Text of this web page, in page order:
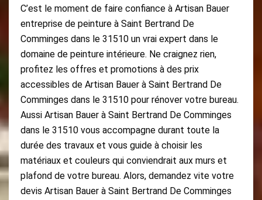
C’est le moment de faire confiance à Artisan Bauer
entreprise de peinture à Saint Bertrand De
Comminges dans le 31510 un vrai expert dans le
domaine de peinture intérieure. Ne craignez rien,
profitez les offres et promotions à des prix
accessibles de Artisan Bauer à Saint Bertrand De
Comminges dans le 31510 pour rénover votre bureau.
Aussi Artisan Bauer à Saint Bertrand De Comminges
dans le 31510 vous accompagne durant toute la
durée des travaux et vous guide à choisir les
matériaux et couleurs qui conviendrait aux murs et
plafond de votre bureau. Alors, demandez vite votre
devis Artisan Bauer à Saint Bertrand De Comminges